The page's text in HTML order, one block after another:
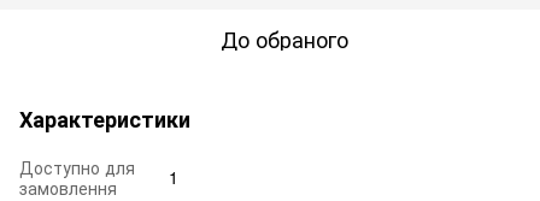
До обраного
Характеристики
Доступно для
замовлення
1